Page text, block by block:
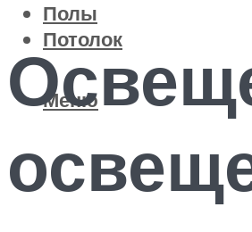
Полы
Потолок
Меню